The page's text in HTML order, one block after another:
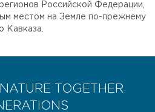
Российской Федерации,
местом на Земле по-прежнему
Кавказа.
TOGETHER